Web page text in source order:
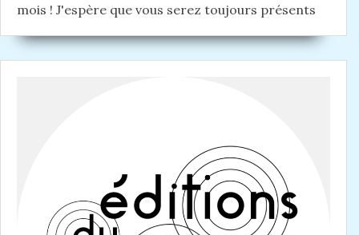
mois ! J'espère que vous serez toujours présents